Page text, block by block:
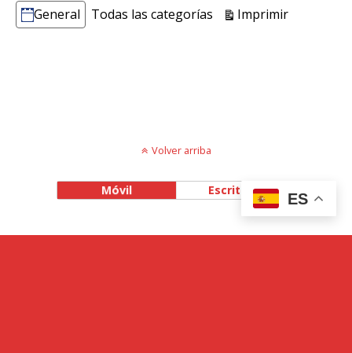
Categorías
General Todas las categorías ImprimirVistas
Volver arriba
Móvil Escritorio
ES